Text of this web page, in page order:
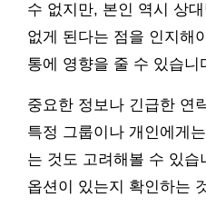
수 없지만, 본인 역시 상
없게 된다는 점을 인지해
통에 영향을 줄 수 있습니
중요한 정보나 긴급한 연
특정 그룹이나 개인에게
는 것도 고려해볼 수 있
옵션이 있는지 확인하는